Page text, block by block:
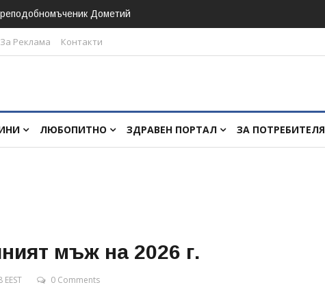
Дометий
За Реклама Контакти
ЛЮБОПИТНО ЗДРАВЕН ПОРТАЛ ЗА ПОТРЕБИТЕЛЯ
мъж на 2026 г.
0 Comments